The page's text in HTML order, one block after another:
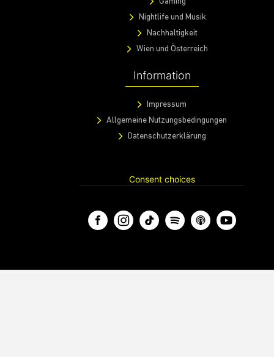
Nightlife und Musik
Nachhaltigkeit
Wien und Österreich
Information
Impressum
Allgemeine Nutzungsbedingungen
Datenschutzerklärung
Consent choices